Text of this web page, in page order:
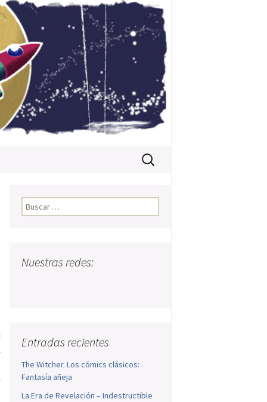
Buscar:
Buscar:
Nuestras redes:
Entradas recientes
The Witcher. Los cómics clásicos:
Fantasía añeja
La Era de Revelación – Indestructible